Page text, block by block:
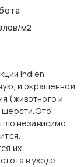
м2
Indien
и окрашенной
(животного и
Это
независимо
их
в уходе.